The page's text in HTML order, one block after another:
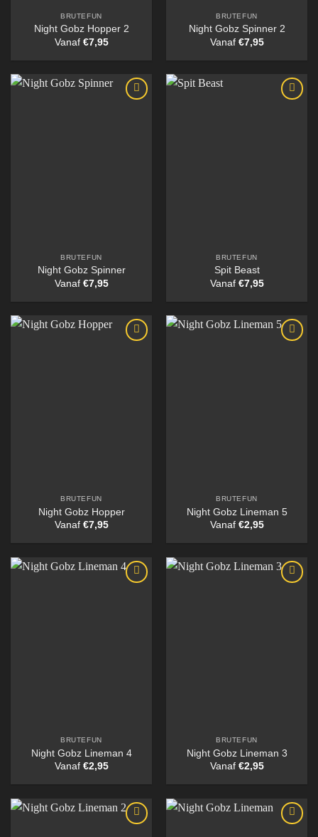
BRUTEFUN
Night Gobz Hopper 2
Vanaf €7,95
BRUTEFUN
Night Gobz Spinner 2
Vanaf €7,95
BRUTEFUN
Night Gobz Spinner
Vanaf €7,95
BRUTEFUN
Spit Beast
Vanaf €7,95
BRUTEFUN
Night Gobz Hopper
Vanaf €7,95
BRUTEFUN
Night Gobz Lineman 5
Vanaf €2,95
BRUTEFUN
Night Gobz Lineman 4
Vanaf €2,95
BRUTEFUN
Night Gobz Lineman 3
Vanaf €2,95